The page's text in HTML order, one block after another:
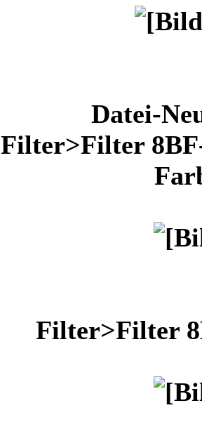
Datei-
Filter>Filter
Filter>Filter